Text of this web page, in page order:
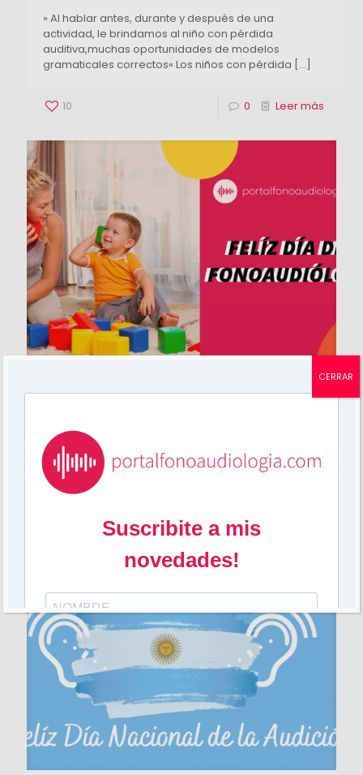
» Al hablar antes, durante y después de una
actividad, le brindamos al niño con pérdida
auditiva,muchas oportunidades de modelos
gramaticales correctos« Los niños con pérdida […]
10 0 Leer más
Mariela Grossien
mayo 12, 2021
Mini Clase «Cómo hablar con un niño que usa
prótesis auditivas»?
CERRAR